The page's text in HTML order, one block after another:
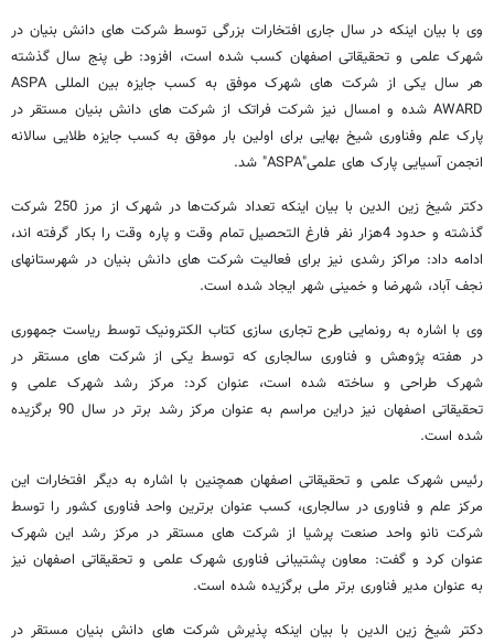
وی با بیان اینکه در سال جاری افتخارات بزرگی توسط شرکت های دانش بنیان در
شهرک علمی و تحقیقاتی اصفهان کسب شده است، افزود: طی پنج سال گذشته
هر سال یکی از شرکت های شهرک موفق به کسب جایزه بین المللی ASPA
AWARD‏ شده و امسال نیز شرکت فراتک از شرکت های دانش بنیان مستقر در
پارک علم وفناوری شیخ بهایی برای اولین بار موفق به کسب جایزه طلایی سالانه
انجمن آسیایی پارک های علمی"ASPA‏" شد.
دکتر شیخ زین الدین با بیان اینکه تعداد شرکت‌ها در شهرک از مرز 250 شرکت
گذشته و حدود 4هزار نفر فارغ التحصیل تمام وقت و پاره وقت را بکار گرفته اند،
ادامه داد: مراکز رشدی نیز برای فعالیت شرکت های دانش بنیان در شهرستانهای
نجف آباد، شهرضا و خمینی شهر ایجاد شده است.
وی با اشاره به رونمایی طرح تجاری سازی کتاب الکترونیک توسط ریاست جمهوری
در هفته پژوهش و فناوری سالجاری که توسط یکی از شرکت های مستقر در
شهرک طراحی و ساخته شده است، عنوان کرد: مرکز رشد شهرک علمی و
تحقیقاتی اصفهان نیز دراین مراسم به عنوان مرکز رشد برتر در سال 90 برگزیده
شده است.
رئیس شهرک علمی و تحقیقاتی اصفهان همچنین با اشاره به دیگر افتخارات این
مرکز علم و فناوری در سالجاری، کسب عنوان برترین واحد فناوری کشور را توسط
شرکت نانو واحد صنعت پرشیا از شرکت های مستقر در مرکز رشد این شهرک
عنوان کرد و گفت: معاون پشتیبانی فناوری شهرک علمی و تحقیقاتی اصفهان نیز
به عنوان مدیر فناوری برتر ملی برگزیده شده است.
دکتر شیخ زین الدین با بیان اینکه پذیرش شرکت های دانش بنیان مستقر در